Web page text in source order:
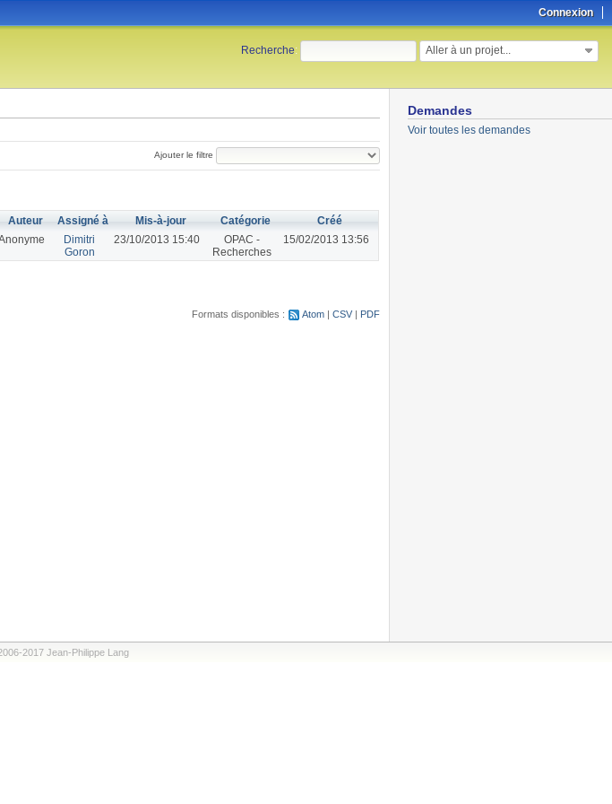
Connexion
Recherche: Aller à un projet...
Demandes
Voir toutes les demandes
Ajouter le filtre
Auteur Assigné à Mis-à-jour Catégorie
Créé
Dimitri
Goron
23/10/2013 15:40
OPAC -
Recherches
15/02/2013 13:56
Formats disponibles : Atom CSV PDF
2017 Jean-Philippe Lang